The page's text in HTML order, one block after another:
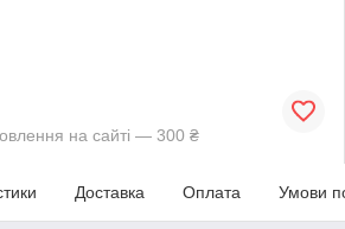
на сайті — 300 ₴
Доставка Оплата Умови